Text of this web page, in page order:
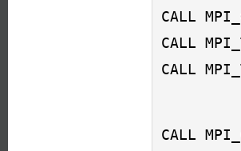
CALL
CALL
CALL